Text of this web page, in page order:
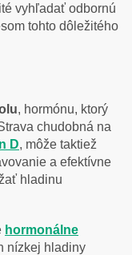
vyhľadať odbornú
tohto dôležitého
, hormónu, ktorý
chudobná na
D, môže taktiež
a efektívne
hladinu
hormonálne
nízkej hladiny